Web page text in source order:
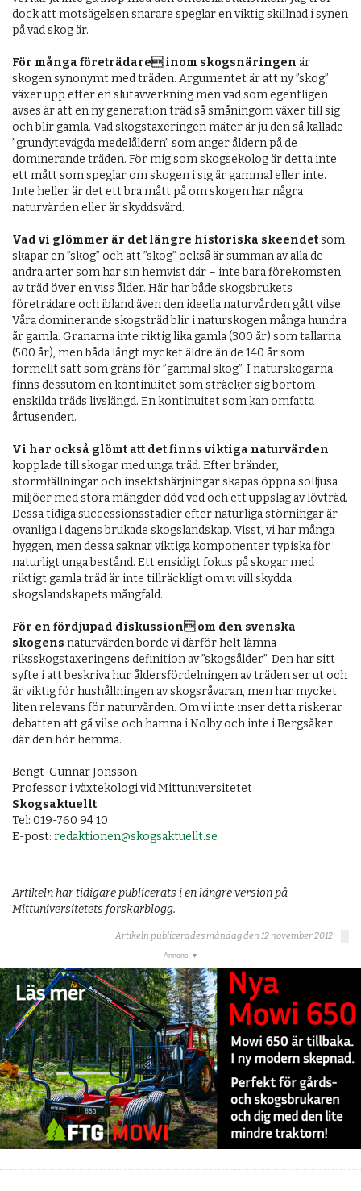
dock att motsägelsen snarare speglar en viktig skillnad i synen
på vad skog är.
För många företrädare inom skogsnäringen är
skogen synonymt med träden. Argumentet är att ny ”skog”
växer upp efter en slutavverkning men vad som egentligen
avses är att en ny generation träd så småningom växer till sig
och blir gamla. Vad skogstaxeringen mäter är ju den så kallade
”grundytevägda medelåldern” som anger åldern på de
dominerande träden. För mig som skogsekolog är detta inte
ett mått som speglar om skogen i sig är gammal eller inte.
Inte heller är det ett bra mått på om skogen har några
naturvärden eller är skyddsvärd.
Vad vi glömmer är det längre historiska skeendetsom
skapar en ”skog” och att ”skog” också är summan av alla de
andra arter som har sin hemvist där – inte bara förekomsten
av träd över en viss ålder. Här har både skogsbrukets
företrädare och ibland även den ideella naturvården gått vilse.
Våra dominerande skogsträd blir i naturskogen många hundra
år gamla. Granarna inte riktig lika gamla (300 år) som tallarna
(500 år), men båda långt mycket äldre än de 140 år som
formellt satt som gräns för ”gammal skog”. I naturskogarna
finns dessutom en kontinuitet som sträcker sig bortom
enskilda träds livslängd. En kontinuitet som kan omfatta
årtusenden.
Vi har också glömt att det finns viktiga naturvärden
kopplade till skogar med unga träd. Efter bränder,
stormfällningar och insektshärjningar skapas öppna solljusa
miljöer med stora mängder död ved och ett uppslag av lövträd.
Dessa tidiga successionsstadier efter naturliga störningar är
ovanliga i dagens brukade skogslandskap. Visst, vi har många
hyggen, men dessa saknar viktiga komponenter typiska för
naturligt unga bestånd. Ett ensidigt fokus på skogar med
riktigt gamla träd är inte tillräckligt om vi vill skydda
skogslandskapets mångfald.
För en fördjupad diskussion om den svenska
skogens naturvärden borde vi därför helt lämna
riksskogstaxeringens definition av ”skogsålder”. Den har sitt
syfte i att beskriva hur åldersfördelningen av träden ser ut och
är viktig för hushållningen av skogsråvaran, men har mycket
liten relevans för naturvården. Om vi inte inser detta riskerar
debatten att gå vilse och hamna i Nolby och inte i Bergsåker
där den hör hemma.
Bengt-Gunnar Jonsson
Professor i växtekologi vid Mittuniversitetet
Skogsaktuellt
Tel: 019-760 94 10
E-post: redaktionen@skogsaktuellt.se
Artikeln har tidigare publicerats i en längre version på
Mittuniversitetets forskarblogg.
Artikeln publicerades måndag den 12 november 2012